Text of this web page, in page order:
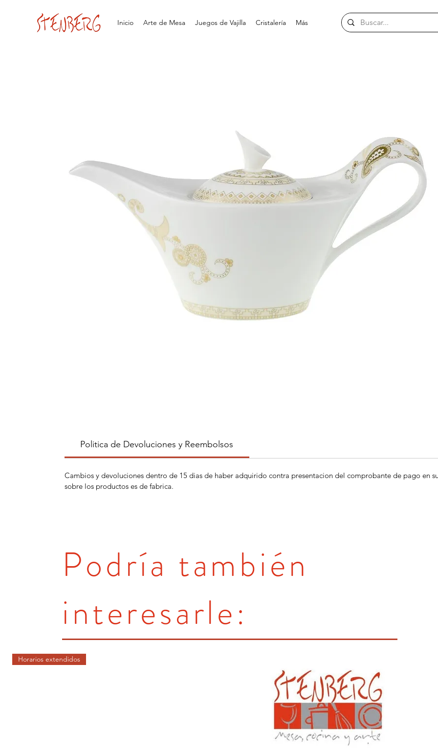
Inicio Arte de Mesa Juegos de Vajilla Cristalería Más
Politica de Devoluciones y Reembolsos
Cambios y devoluciones dentro de 15 dias de haber adquirido contra presentacion del comprobante de pago en
sobre los productos es de fabrica.
Horarios extendidos
Podría también
interesarle: